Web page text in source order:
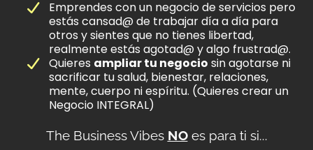
Emprendes con un negocio de servicios pero
estás cansad@ de trabajar día a día para
otros y sientes que no tienes libertad,
realmente estás agotad@ y algo frustrad@.
Quieres ampliar tu negocio sin agotarse ni
sacrificar tu salud, bienestar, relaciones,
mente, cuerpo ni espíritu. (Quieres crear un
Negocio INTEGRAL)
The Business Vibes NOes para ti si...